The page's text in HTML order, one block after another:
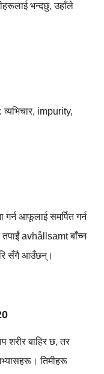
भन्दछु, उहाँले
व्यभिचार, impurity,
आफूलाई समर्पित गर्न
avhållsamt बाँच्न
सँगै आउँछन्।
शरीर बाहिर छ, तर
तिमीहरू